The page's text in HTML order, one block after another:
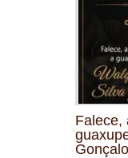
Falece,
Gonçalo